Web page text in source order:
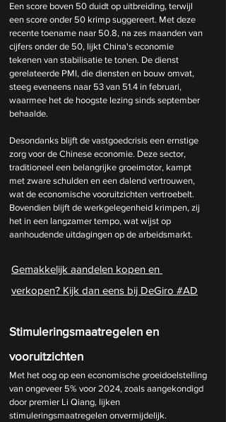
Een score boven 50 duidt op uitbreiding, terwijl
een score onder 50 krimp suggereert. Met deze
recente toename naar 50.8, na zes maanden van
cijfers onder de 50, lijkt China's economie
tekenen van stabilisatie te tonen. De dienst
gerelateerde PMI, die diensten en bouw omvat,
steeg eveneens naar 53 van 51.4 in februari,
waarmee het de hoogste lezing sinds september
behaalde.
Desondanks blijft de vastgoedcrisis een ernstige
zorg voor de Chinese economie. Deze sector,
traditioneel een belangrijke groeimotor, kampt
met zware schulden en een dalend vertrouwen,
wat de economische vooruitzichten vertroebelt.
Bovendien blijft de werkgelegenheid krimpen, zij
het in een langzamer tempo, wat wijst op
aanhoudende uitdagingen op de arbeidsmarkt.
Gemakkelijk aandelen kopen en
verkopen? Kijk dan eens bij DeGiro #AD
Stimuleringsmaatregelen en
vooruitzichten
Met het oog op een economische groeidoelstelling
van ongeveer 5% voor 2024, zoals aangekondigd
door premier Li Qiang, lijken
stimuleringsmaatregelen onvermijdelijk.